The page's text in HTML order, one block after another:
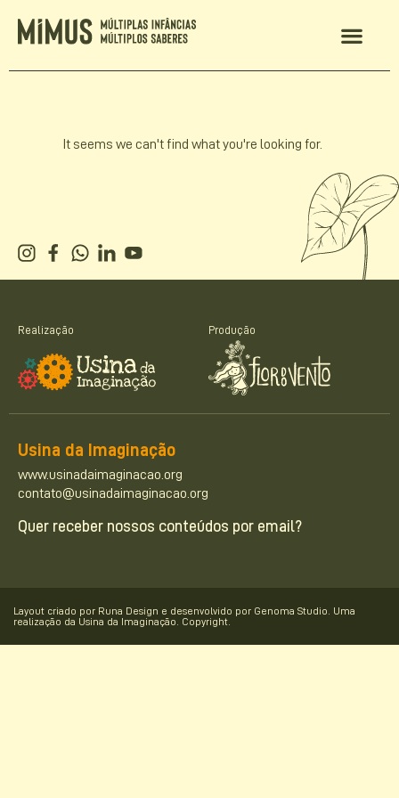
It seems we can't find what you're looking for.
Realização Produção
Usina da Imaginação
www.usinadaimaginacao.org
contato@usinadaimaginacao.org
Quer receber nossos conteúdos por email?
Layout criado por Runa Design e desenvolvido por Genoma Studio. Uma
realização da Usina da Imaginação. Copyright.